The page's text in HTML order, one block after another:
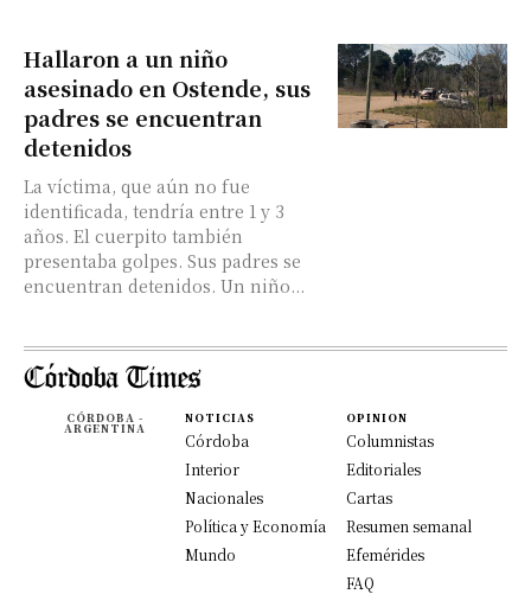
Hallaron a un niño
asesinado en Ostende, sus
padres se encuentran
detenidos
La víctima, que aún no fue
identificada, tendría entre 1 y 3
años. El cuerpito también
presentaba golpes. Sus padres se
encuentran detenidos. Un niño...
CÓRDOBA -
ARGENTINA
NOTICIAS
Córdoba
Interior
Nacionales
Política y Economía
Mundo
OPINION
Columnistas
Editoriales
Cartas
Resumen semanal
Efemérides
FAQ